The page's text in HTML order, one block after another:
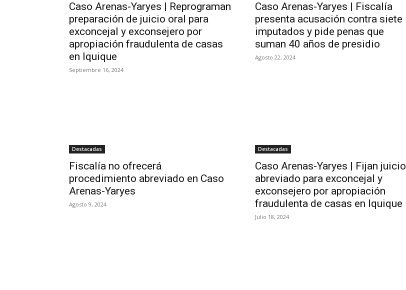
Caso Arenas-Yaryes | Reprograman
preparación de juicio oral para
exconcejal y exconsejero por
apropiación fraudulenta de casas
en Iquique
Septiembre 16, 2024
Caso Arenas-Yaryes | Fiscalía
presenta acusación contra siete
imputados y pide penas que
suman 40 años de presidio
Agosto 22, 2024
Destacadas
Fiscalía no ofrecerá
procedimiento abreviado en Caso
Arenas-Yaryes
Agosto 9, 2024
Destacadas
Caso Arenas-Yaryes | Fijan juicio
abreviado para exconcejal y
exconsejero por apropiación
fraudulenta de casas en Iquique
Julio 18, 2024